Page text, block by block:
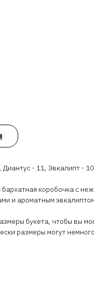
- 11, Эвкалипт -
коробочка с
и ароматным
букета, чтобы вы
размеры могут